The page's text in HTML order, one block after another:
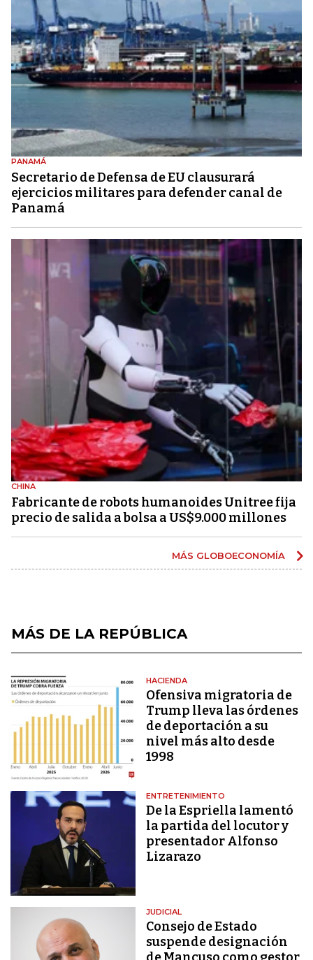
PANAMÁ
Secretario de Defensa de EU clausurará
ejercicios militares para defender canal de
Panamá
CHINA
Fabricante de robots humanoides Unitree fija
precio de salida a bolsa a US$9.000 millones
MÁS GLOBOECONOMÍA
MÁS DE LA REPÚBLICA
HACIENDA
Ofensiva migratoria de
Trump lleva las órdenes
de deportación a su
nivel más alto desde
1998
ENTRETENIMIENTO
De la Espriella lamentó
la partida del locutor y
presentador Alfonso
Lizarazo
JUDICIAL
Consejo de Estado
suspende designación
de Mancuso como gestor